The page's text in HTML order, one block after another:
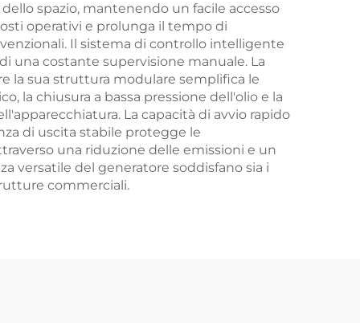
spazio, mantenendo un facile accesso
operativi e prolunga il tempo di
Il sistema di controllo intelligente
una costante supervisione manuale. La
la sua struttura modulare semplifica le
la chiusura a bassa pressione dell'olio e la
La capacità di avvio rapido
di uscita stabile protegge le
una riduzione delle emissioni e un
versatile del generatore soddisfano sia i
commerciali.